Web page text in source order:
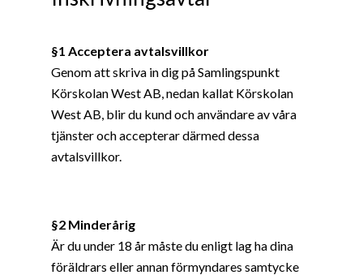
§1 Acceptera avtalsvillkor
Genom att skriva in dig på Samlingspunkt
Körskolan West AB, nedan kallat Körskolan
West AB, blir du kund och användare av våra
tjänster och accepterar därmed dessa
avtalsvillkor.
§2 Minderårig
Är du under 18 år måste du enligt lag ha dina
föräldrars eller annan förmyndares samtycke